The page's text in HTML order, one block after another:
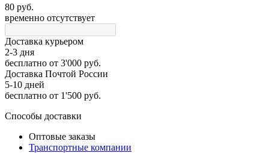
80 руб.
временно отсутствует
Доставка курьером
2-3 дня
бесплатно от 3'000 руб.
Доставка Почтой России
5-10 дней
бесплатно от 1'500 руб.
Способы доставки
Оптовые заказы
Транспортные компании